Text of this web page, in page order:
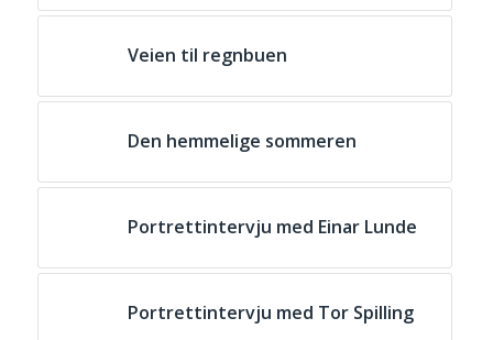
Veien til regnbuen
Den hemmelige sommeren
Portrettintervju med Einar Lunde
Portrettintervju med Tor Spilling